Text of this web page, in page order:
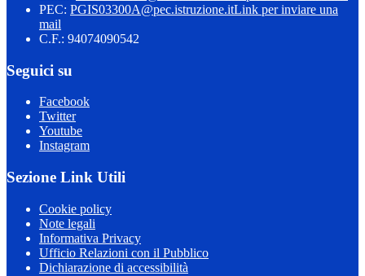
PEC: PGIS03300A@pec.istruzione.itLink per inviare una
mail
C.F.: 94074090542
Seguici su
Facebook
Twitter
Youtube
Instagram
Sezione Link Utili
Cookie policy
Note legali
Informativa Privacy
Ufficio Relazioni con il Pubblico
Dichiarazione di accessibilità